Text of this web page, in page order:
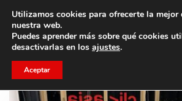
Trae a un amigo y llevaos un total de
Utilizamos cookies para ofrecerte la mejor
nuestra web.
Puedes aprender más sobre qué cookies
desactivarlas en los ajustes.
Aceptar